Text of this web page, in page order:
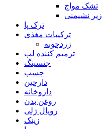
تشک مواج
زیر نشیمنی
ترک پا
ترکیبات مغذی
زردچوبه
ترمیم کننده لب
جنسینگ
چسب
دارچین
داروخانه
روغن بدن
رویال ژلی
زینک